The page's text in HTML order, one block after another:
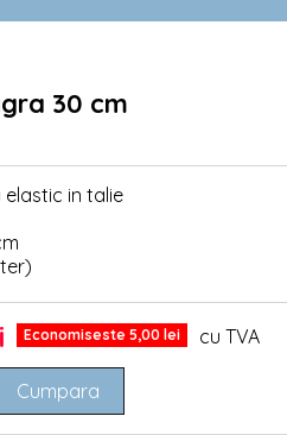
30 cm
in talie
Economiseste 5,00 lei cu TVA
Cumpara